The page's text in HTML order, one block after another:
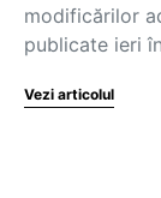
modificărilor
publicate ieri
Vezi articolul